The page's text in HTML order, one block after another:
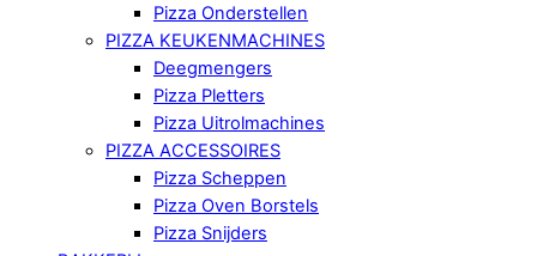
Pizza Onderstellen
PIZZA KEUKENMACHINES
Deegmengers
Pizza Pletters
Pizza Uitrolmachines
PIZZA ACCESSOIRES
Pizza Scheppen
Pizza Oven Borstels
Pizza Snijders